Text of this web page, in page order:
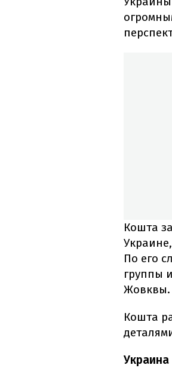
Кошта
По его
группы
Жовквы.
Кошта
Украина